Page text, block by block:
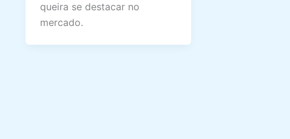
queira se destacar no
mercado.